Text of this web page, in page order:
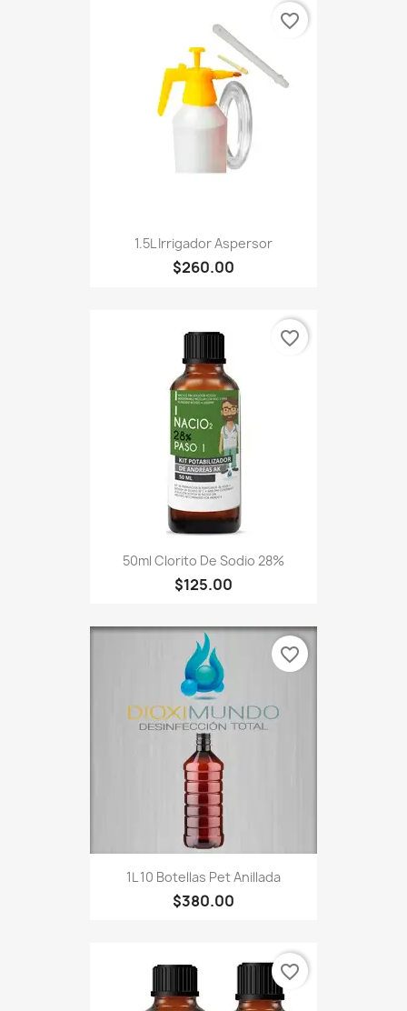
1.5L Irrigador Aspersor
$260.00
favorite_border
50ml Clorito De Sodio 28%
$125.00
favorite_border
1L 10 Botellas Pet Anillada
$380.00
favorite_border
favorite_border